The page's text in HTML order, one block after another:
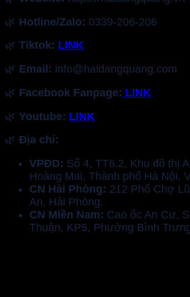
🌿 Hotline/Zalo: 0339-206-206
🌿 Tiktok: LINK
🌿 Email: info@haidangquang.com
🌿 Facebook Fanpage: LINK
🌿 Youtube: LINK
🌿 Địa chỉ:
VPĐD: Số 4, TT6.2, Khu đô thị
Hoàng Mai, Thành phố Hà Nội,
CN Hải Phòng: 212 Phố Chợ
An, Hải Phòng.
CN Miền Nam: Cao ốc An Cư,
Thuận, KP5, Phường Bình